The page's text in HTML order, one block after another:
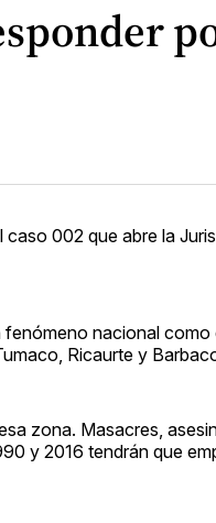
caso 002 que abre la
nacional como
Ricaurte y
zona. Masacres,
y 2016 tendrán que